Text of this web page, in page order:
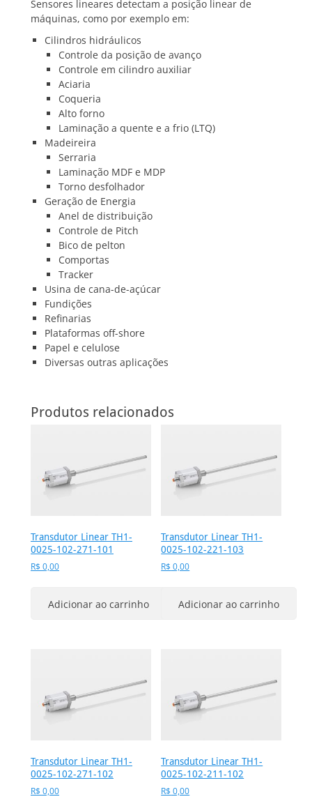
Sensores lineares detectam a posição linear de
máquinas, como por exemplo em:
Cilindros hidráulicos
Controle da posição de avanço
Controle em cilindro auxiliar
Aciaria
Coqueria
Alto forno
Laminação a quente e a frio (LTQ)
Madeireira
Serraria
Laminação MDF e MDP
Torno desfolhador
Geração de Energia
Anel de distribuição
Controle de Pitch
Bico de pelton
Comportas
Tracker
Usina de cana-de-açúcar
Fundições
Refinarias
Plataformas off-shore
Papel e celulose
Diversas outras aplicações
Produtos relacionados
Transdutor Linear TH1-
0025-102-271-101
R$ 0,00
Adicionar ao carrinho
Transdutor Linear TH1-
0025-102-221-103
R$ 0,00
Adicionar ao carrinho
Transdutor Linear TH1-
0025-102-271-102
R$ 0,00
Transdutor Linear TH1-
0025-102-211-102
R$ 0,00